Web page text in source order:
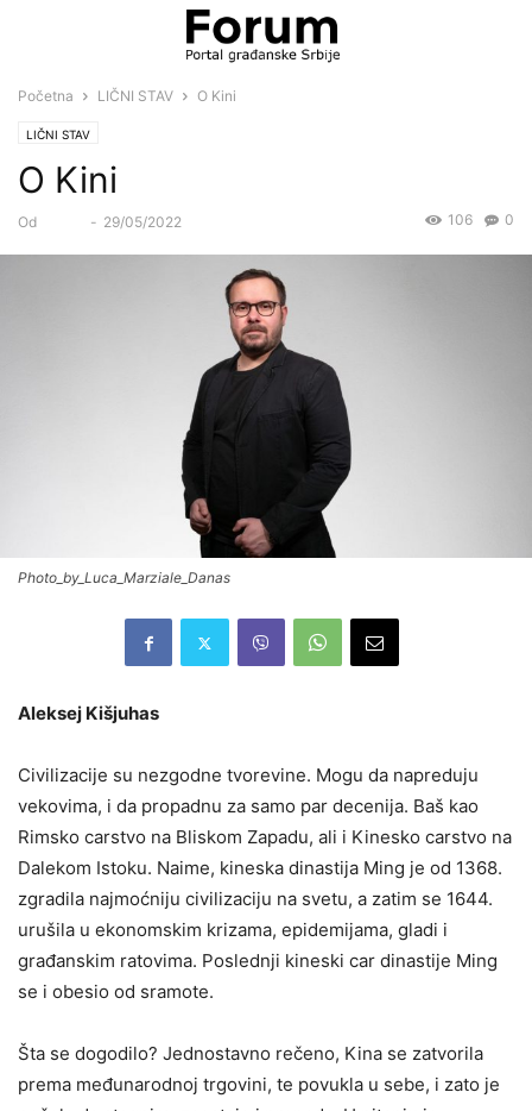
Početna LIČNI STAV O Kini
LIČNI STAV
O Kini
Od - 29/05/2022 0
106
Photo_by_Luca_Marziale_Danas
Aleksej Kišjuhas
Civilizacije su nezgodne tvorevine. Mogu da napreduju
vekovima, i da propadnu za samo par decenija. Baš kao
Rimsko carstvo na Bliskom Zapadu, ali i Kinesko carstvo na
Dalekom Istoku. Naime, kineska dinastija Ming je od 1368.
zgradila najmoćniju civilizaciju na svetu, a zatim se 1644.
urušila u ekonomskim krizama, epidemijama, gladi i
građanskim ratovima. Poslednji kineski car dinastije Ming
se i obesio od sramote.
Šta se dogodilo? Jednostavno rečeno, Kina se zatvorila
prema međunarodnoj trgovini, te povukla u sebe, i zato je